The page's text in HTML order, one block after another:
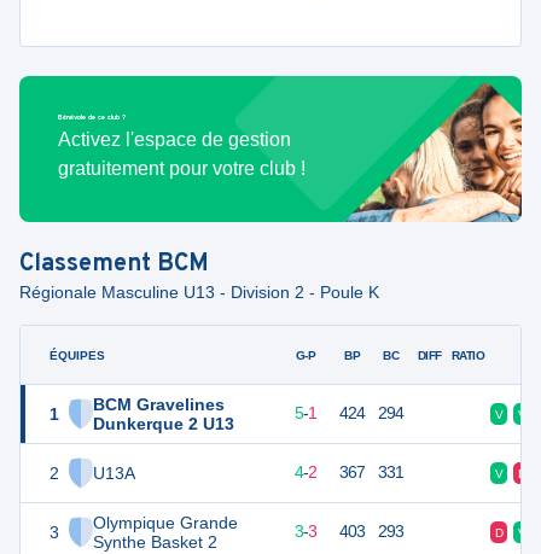
Bénévole de ce club ?
Activez l'espace de gestion
gratuitement pour votre club !
Classement BCM
Régionale Masculine U13 - Division 2 - Poule K
ÉQUIPES
1
BCM Gravelines
Dunkerque 2 U13
2 U13A
3
Olympique Grande
Synthe Basket 2
G-P BP BC DIFF RATIO
11 5-1 424 294 V V
4-2 367 331 V D
9 3-3 403 293 D V